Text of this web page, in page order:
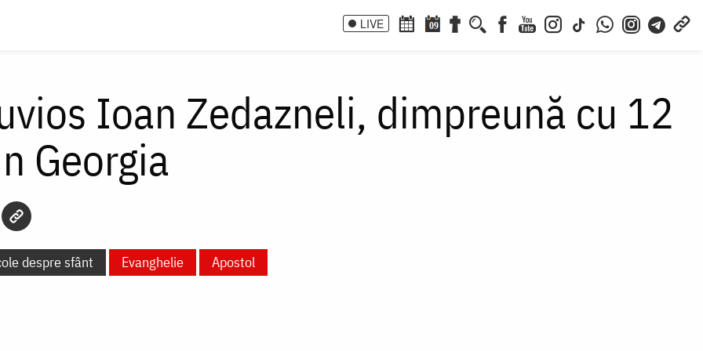
LIVE 09
Ioan Zedazneli, dimpreună cu 12
Georgia
despre sfânt Evanghelie Apostol